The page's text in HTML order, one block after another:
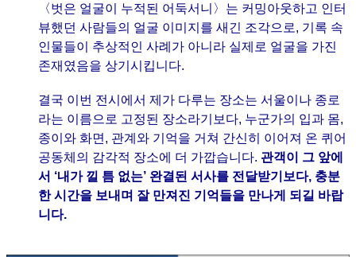
〈벗은 얼굴이 누적된 어둑서니〉는 커밍아웃하고 인터
뷰했던 사람들의 얼굴 이미지를 새긴 조각으로, 기록 속
인물들이 추상적인 사례가 아니라 실제로 얼굴을 가진
존재였음을 상기시킵니다.
결국 이번 전시에서 제가 다루는 장소는 서울이나 종로
라는 이름으로 고정된 장소라기보다, 누군가의 입과 몸,
종이와 화면, 관계와 기억을 거쳐 간신히 이어져 온 퀴어
공동체의 감각적 장소에 더 가깝습니다. 관객이 그 앞에
서 ‘내가 낄 틈 없는’ 완결된 서사를 전달받기보다, 충분
한 시간을 보내며 잘 만져진 기억들을 만나게 되길 바랍
니다.